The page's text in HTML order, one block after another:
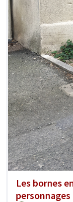
Les bornes
personnages